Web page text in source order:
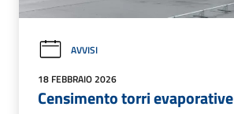
AVVISI
18 FEBBRAIO 2026
Censimento torri evaporative